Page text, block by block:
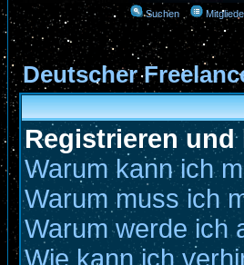
Suchen
Deutscher
Registrieren und
Warum kann ich
Warum muss ich
Warum werde ich
Wie kann ich